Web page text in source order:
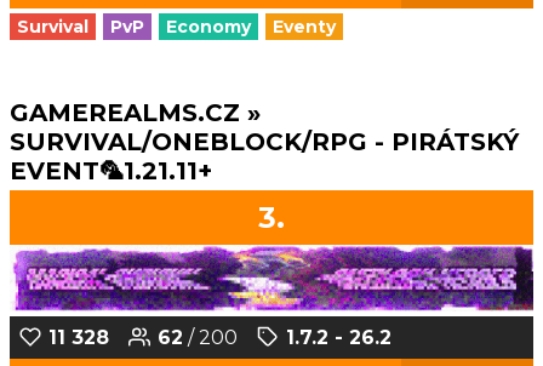
Survival PvP Economy Eventy
GAMEREALMS.CZ »
SURVIVAL/ONEBLOCK/RPG - PIRÁTSKÝ
EVENT🦜1.21.11+
3.
11 328 62 / 200
1.7.2 - 26.2